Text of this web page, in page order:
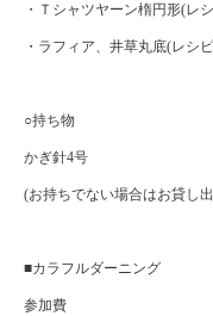
・Ｔシャツヤーン楕円形(レ
・ラフィア、井草丸底(レシ
○持ち物
かぎ針4号
(お持ちでない場合はお貸し
■カラフルダーニング
参加費